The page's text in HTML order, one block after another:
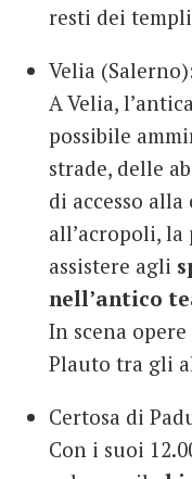
resti dei templi
Velia
A Velia,
possibile
strade, delle
di accesso
all’acropoli,
assistere agli
nell’antico
In scena
Plauto tra gli
Certosa di
Con i suoi